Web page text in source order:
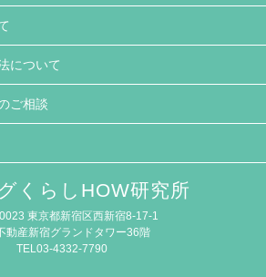
について
ご相談
くらしHOW研究所
東京都新宿区西新宿8-17-1
動産新宿グランドタワー36階
TEL03-4332-7790